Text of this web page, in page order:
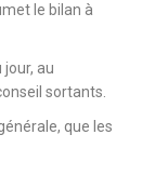
le bilan à
jour, au
sortants.
que les